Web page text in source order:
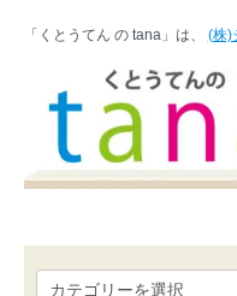
「くとうてん の tana」は、 (株)